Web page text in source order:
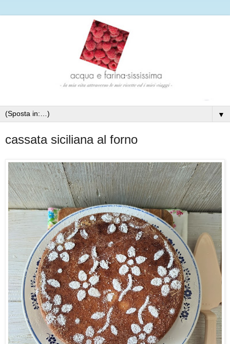
▼
cassata siciliana al forno